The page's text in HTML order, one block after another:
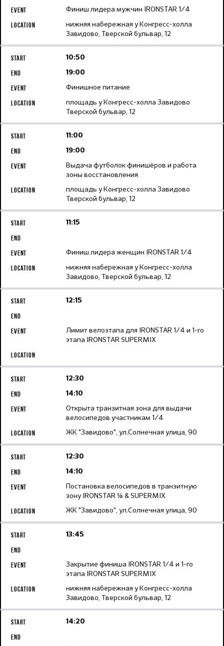
Финиш лидера мужчин IRONSTAR 1/4
нижняя набережная у Конгресс-холла
Завидово, Тверской бульвар, 12
10:50
19:00
Финишное питание
площадь у Конгресс-холла Завидово
Тверской бульвар, 12
11:00
19:00
Выдача футболок финишёров и работа
зоны восстановления
площадь у Конгресс-холла Завидово
Тверской бульвар, 12
11:15
Финиш лидера женщин IRONSTAR 1/4
нижняя набережная у Конгресс-холла
Завидово, Тверской бульвар, 12
12:15
Лимит велоэтапа для IRONSTAR 1/4 и 1-го
этапа IRONSTAR SUPERMIX
12:30
14:10
Открыта транзитная зона для выдачи
велосипедов участникам 1/4
ЖК "Завидово", ул.Солнечная улица, 90
12:30
14:10
Постановка велосипедов в транзитную
зону IRONSTAR ⅛ & SUPERMIX
ЖК "Завидово", ул.Солнечная улица, 90
13:45
Закрытие финиша IRONSTAR 1/4 и 1-го
этапа IRONSTAR SUPERMIX
нижняя набережная у Конгресс-холла
Завидово, Тверской бульвар, 12
14:20